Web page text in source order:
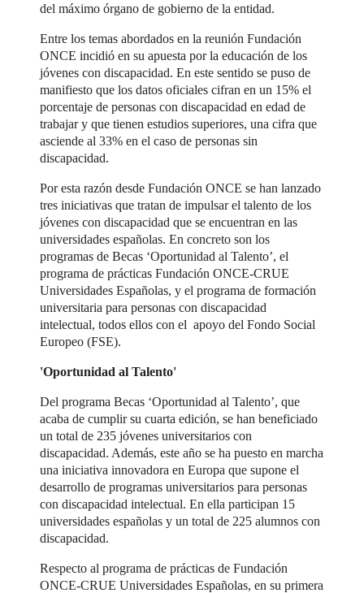
del máximo órgano de gobierno de la entidad.
Entre los temas abordados en la reunión Fundación
ONCE incidió en su apuesta por la educación de los
jóvenes con discapacidad. En este sentido se puso de
manifiesto que los datos oficiales cifran en un 15% el
porcentaje de personas con discapacidad en edad de
trabajar y que tienen estudios superiores, una cifra que
asciende al 33% en el caso de personas sin
discapacidad.
Por esta razón desde Fundación ONCE se han lanzado
tres iniciativas que tratan de impulsar el talento de los
jóvenes con discapacidad que se encuentran en las
universidades españolas. En concreto son los
programas de Becas ‘Oportunidad al Talento’, el
programa de prácticas Fundación ONCE-CRUE
Universidades Españolas, y el programa de formación
universitaria para personas con discapacidad
intelectual, todos ellos con el apoyo del Fondo Social
Europeo (FSE).
'Oportunidad al Talento'
Del programa Becas ‘Oportunidad al Talento’, que
acaba de cumplir su cuarta edición, se han beneficiado
un total de 235 jóvenes universitarios con
discapacidad. Además, este año se ha puesto en marcha
una iniciativa innovadora en Europa que supone el
desarrollo de programas universitarios para personas
con discapacidad intelectual. En ella participan 15
universidades españolas y un total de 225 alumnos con
discapacidad.
Respecto al programa de prácticas de Fundación
ONCE-CRUE Universidades Españolas, en su primera